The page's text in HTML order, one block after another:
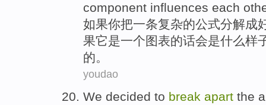
component influences each
如果你把一条复杂的公式分解成
果它是一个图表的话会是什么样
的。
youdao
We decided to break apart the